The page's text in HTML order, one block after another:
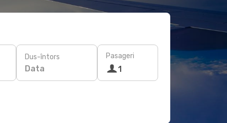
Dus-întors
Data
Pasageri
1